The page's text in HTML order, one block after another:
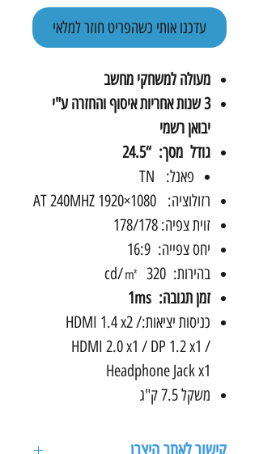
עדכנו אותי כשהפריט חוזר למלאי
מעולה למשחקי מחשב
3 שנות אחריות איסוף והחזרה ע"י
יבואן רשמי
גודל מסך: “24.5
פאנל: TN
רזולוציה: 1080×1920 AT 240MHZ
זוית צפיה: 178/178
יחס צפייה: 16:9‎
בהירות: 320 cd/㎡‎
זמן תגובה: 1ms
כניסות יציאות:HDMI 1.4 x2 /
HDMI 2.0 x1 / DP 1.2 x1 /
Headphone Jack x1
משקל 7.5 ק"ג